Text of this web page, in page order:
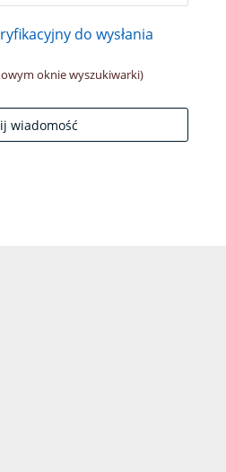
do wysłania
oknie wyszukiwarki)
wiadomość